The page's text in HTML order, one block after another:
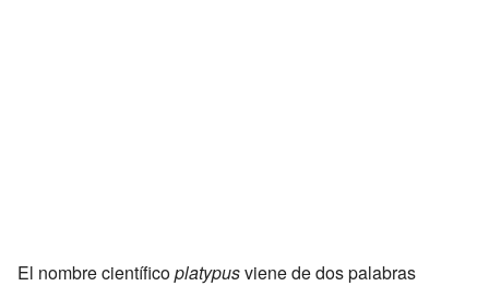
El nombre científicoplatypusviene de dos palabras